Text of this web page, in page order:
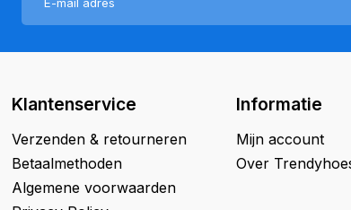
Klantenservice
Verzenden & retourneren
Betaalmethoden
Algemene voorwaarden
Informatie
Mijn account
Over